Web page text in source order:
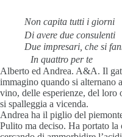
Non capita tutti i giorni
Di avere due consulenti
Due impresari, che si
In quattro per te
Alberto ed Andrea. A&A. Il
immagino quando si alternano
vino, delle esperienze, del loro
si spalleggia a vicenda.
Andrea ha il piglio del
Pulito ma deciso. Ha portato la